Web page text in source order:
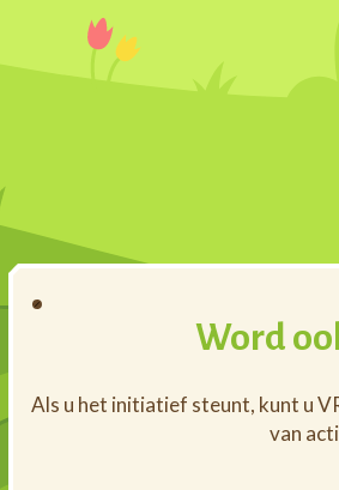
Word
Als u het initiatief steunt, kunt u
van